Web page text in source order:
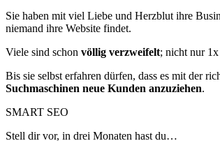
Sie haben mit viel Liebe und Herzblut ihre
niemand ihre Website findet.
Viele sind schon völlig verzweifelt; nicht nur
Bis sie selbst erfahren dürfen, dass es mit der
Suchmaschinen neue Kunden anzuziehen.
SMART SEO
Stell dir vor, in drei Monaten hast du…